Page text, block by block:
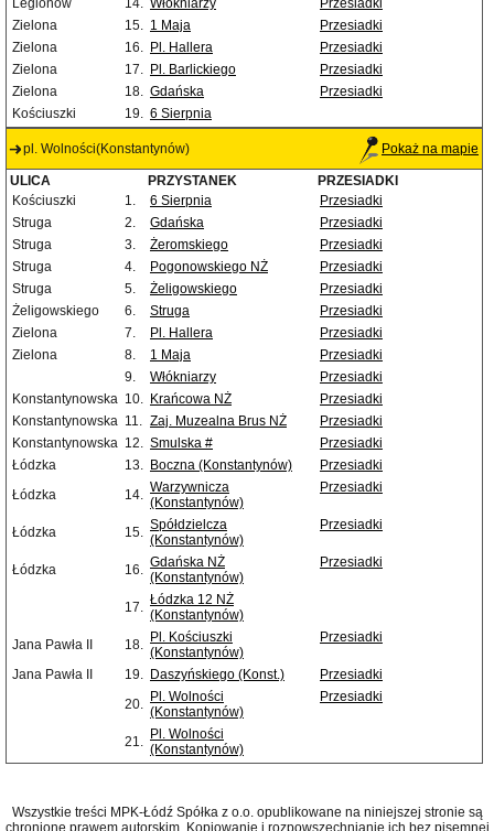
Legionów
14. Włókniarzy
Przesiadki
Zielona
15. 1 Maja
Przesiadki
Zielona
16. Pl. Hallera
Przesiadki
Zielona
17. Pl. Barlickiego
Przesiadki
Zielona
18. Gdańska
Przesiadki
Kościuszki
19. 6 Sierpnia
pl. Wolności(Konstantynów) Pokaż na mapie
ULICA PRZYSTANEK
PRZESIADKI
Kościuszki
1. 6 Sierpnia
Przesiadki
Struga
2. Gdańska
Przesiadki
Struga
3. Żeromskiego
Przesiadki
Struga
4. Pogonowskiego NŻ
Przesiadki
Struga
5. Żeligowskiego
Przesiadki
Żeligowskiego
6. Struga
Przesiadki
Zielona
7. Pl. Hallera
Przesiadki
Zielona
8. 1 Maja
Przesiadki
9.
Włókniarzy
Przesiadki
Konstantynowska 10. Krańcowa NŻ
Przesiadki
Konstantynowska 11. Zaj. Muzealna Brus NŻ
Przesiadki
Konstantynowska 12. Smulska #
Przesiadki
Łódzka
13. Boczna (Konstantynów)
Przesiadki
Łódzka
14. Warzywnicza
(Konstantynów)
Przesiadki
Łódzka 15. Spółdzielcza
(Konstantynów)
Przesiadki
Łódzka 16. Gdańska NŻ
(Konstantynów)
Przesiadki
17. Łódzka 12 NŻ
(Konstantynów)
Jana Pawła II
18. Pl. Kościuszki
(Konstantynów)
Przesiadki
Jana Pawła II 19. Daszyńskiego (Konst.)
Przesiadki
20. Pl. Wolności
(Konstantynów)
Przesiadki
21. Pl. Wolności
(Konstantynów)
Wszystkie treści MPK-Łódź Spółka z o.o. opublikowane na niniejszej stronie są
chronione prawem autorskim. Kopiowanie i rozpowszechnianie ich bez pisemnej